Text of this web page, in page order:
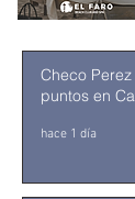
Checo
puntos en
hace 1 día